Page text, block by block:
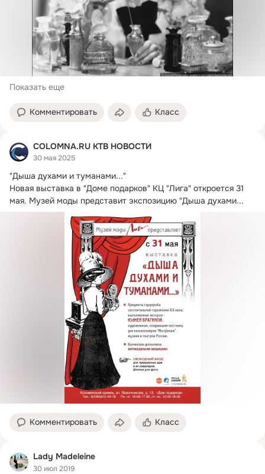
Показать еще
Комментировать Класс
COLOMNA.RU КТВ НОВОСТИ
30 мая 2025
"Дыша духами и туманами..."
Новая выставка в "Доме подарков" КЦ "Лига" откроется 31
мая. Музей моды представит экспозицию "Дыша духами...
Комментировать Класс
Lady Madeleine
30 июл 2019